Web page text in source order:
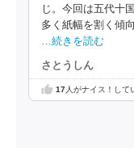
じ。今回は五代十
多く紙幅を割く傾
…続きを読む
さとうしん
17人がナイス！して